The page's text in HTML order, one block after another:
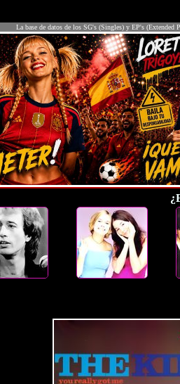
La base de datos de los SG's (Singles) y EP's (Extended